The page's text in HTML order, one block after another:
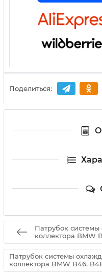
Поделиться:
Патрубок
коллектора BMW
Патрубок системы
коллектора BMW B46,